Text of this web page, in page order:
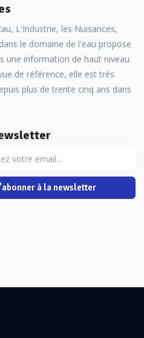
L'Industrie, les Nuisances,
le domaine de l'eau propose
une information de haut niveau.
de référence, elle est très
plus de trente cinq ans dans
à la newsletter